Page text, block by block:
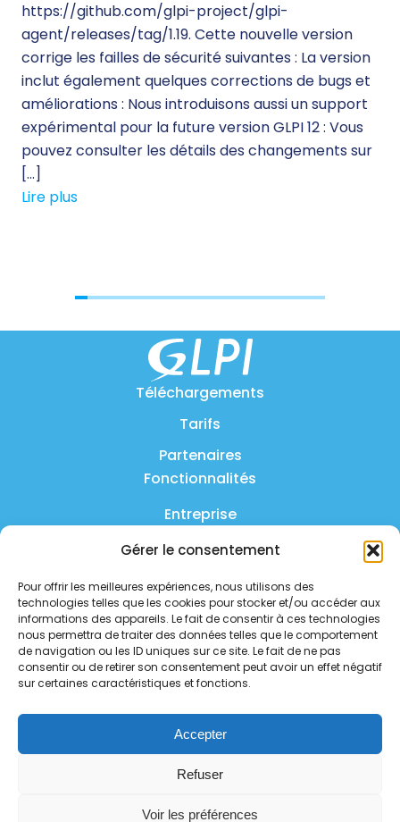
Gérer le consentement
Pour offrir les meilleures expériences, nous utilisons des
technologies telles que les cookies pour stocker et/ou accéder aux
informations des appareils. Le fait de consentir à ces technologies
nous permettra de traiter des données telles que le comportement
de navigation ou les ID uniques sur ce site. Le fait de ne pas
consentir ou de retirer son consentement peut avoir un effet négatif
sur certaines caractéristiques et fonctions.
Accepter
Refuser
Voir les préférences
https://github.com/glpi-project/glpi-
agent/releases/tag/1.19. Cette nouvelle version
corrige les failles de sécurité suivantes : La version
inclut également quelques corrections de bugs et
améliorations : Nous introduisons aussi un support
expérimental pour la future version GLPI 12 : Vous
pouvez consulter les détails des changements sur
[…]
Lire plus
Téléchargements
Tarifs
Partenaires
Fonctionnalités
Entreprise
Produit
FAQ
Nous contacter
Politique de confidentialité
Politique de sécurité
Suivez-nous sur les réseaux